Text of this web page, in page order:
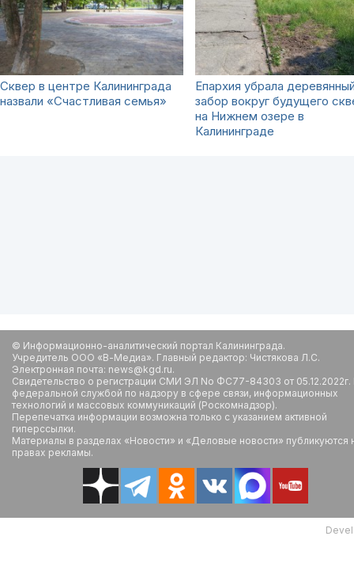
Сквер в центре Калининграда
назвали «Счастливая семья»
Епархия убрала
забор вокруг будущего
на Нижнем озере в
Калининграде
© Информационно-аналитический портал Калининграда.
Учредитель ООО «В-Медиа». Главный редактор: Чистякова Л.С.
Электронная почта: news@kgd.ru.
Свидетельство о регистрации СМИ ЭЛ No ФС77-84303 от
федеральной службой по надзору в сфере связи, информационных
технологий и массовых коммуникаций (Роскомнадзор).
Перепечатка информации возможна только с указанием активной
гиперссылки.
Материалы в разделах «Новости» и «Деловые новости» публикуются
правах рекламы.